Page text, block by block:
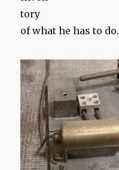
tory
of what he has to do.